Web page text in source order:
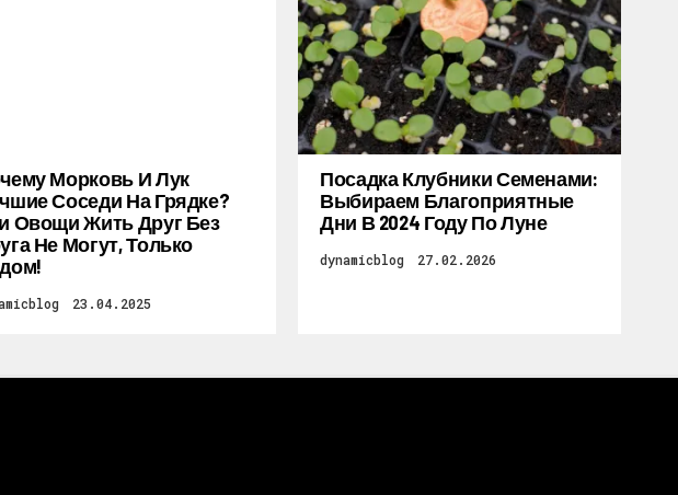
Морковь И Лук
Соседи На Грядке?
Овощи Жить Друг Без
Не Могут, Только
23.04.2025
Посадка Клубники Семенами:
Выбираем Благоприятные
Дни В 2024 Году По Луне
dynamicblog 27.02.2026